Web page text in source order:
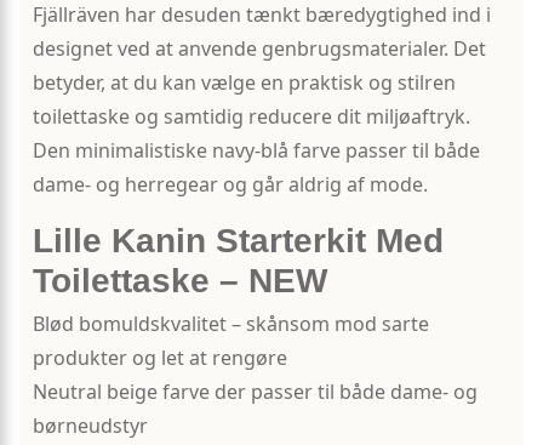
Fjällräven har desuden tænkt bæredygtighed ind i
designet ved at anvende genbrugsmaterialer. Det
betyder, at du kan vælge en praktisk og stilren
toilettaske og samtidig reducere dit miljøaftryk.
Den minimalistiske navy-blå farve passer til både
dame- og herregear og går aldrig af mode.
Lille Kanin Starterkit Med
Toilettaske – NEW
Blød bomuldskvalitet – skånsom mod sarte
produkter og let at rengøre
Neutral beige farve der passer til både dame- og
børneudstyr